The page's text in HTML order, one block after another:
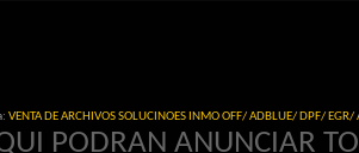
VENTA DE ARCHIVOS SOLUCINOES INMO OFF/ ADBLUE/ DPF/ EGR/
PODRAN ANUNCIAR